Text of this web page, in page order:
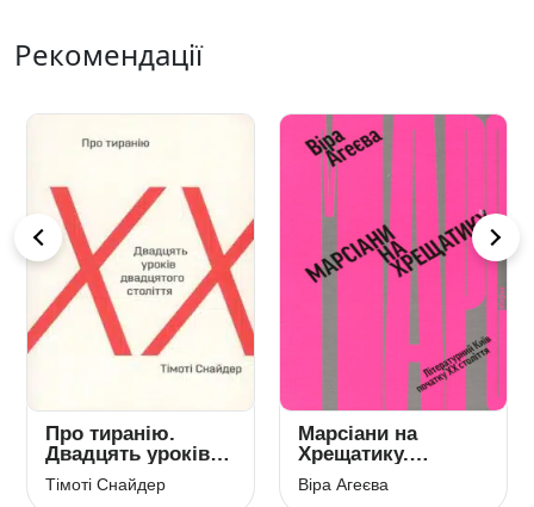
Рекомендації
Про тиранію.
Двадцять уроків
ХХ століття
Тімоті Снайдер
Марсіани на
Хрещатику.
Літературний Київ
XX століття
Віра Агеєва